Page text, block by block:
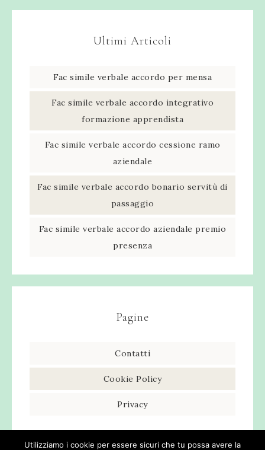
Ultimi Articoli
Fac simile verbale accordo per mensa​
Fac simile verbale accordo integrativo
formazione apprendista​
Fac simile verbale accordo cessione ramo
aziendale​
Fac simile verbale accordo bonario servitù di
passaggio​
Fac simile verbale accordo aziendale premio
presenza​
Pagine
Contatti
Cookie Policy
Privacy
Utilizziamo i cookie per essere sicuri che tu possa avere la